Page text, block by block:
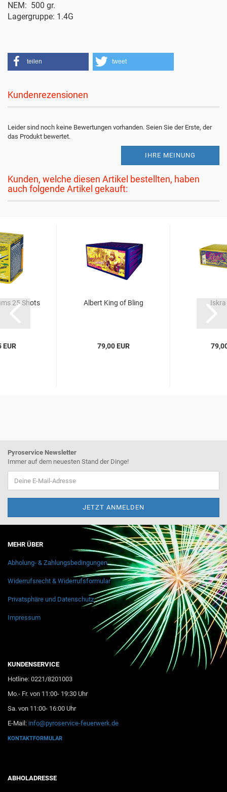
NEM: 500 gr.
Lagergruppe: 1.4G
teilen tweet
Kundenrezensionen
Leider sind noch keine Bewertungen vorhanden. Seien Sie der Erste, der
das Produkt bewertet.
IHRE MEINUNG
Kunden, welche diesen Artikel bestellten, haben
auch folgende Artikel gekauft:
25 Shots
EUR
Albert King of Bling
79,00 EUR
Pyroservice Newsletter
Immer auf dem neuesten Stand der Dinge!
MEHR ÜBER
Abholung- & Zahlungsbedingungen
Widerrufsrecht & Widerrufsformular
Privatsphäre und Datenschutz
Impressum
KUNDENSERVICE
Hotline: 0221/8201003
Mo.- Fr. von 11:00- 19:30 Uhr
Sa. von 11:00- 16:00 Uhr
E-Mail: info@pyroservice-feuerwerk.de
KONTAKTFORMULAR
ABHOLADRESSE